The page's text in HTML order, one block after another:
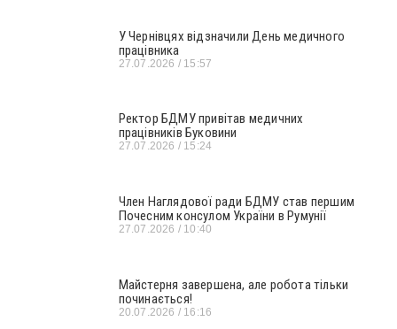
У Чернівцях відзначили День медичного
працівника
27.07.2026 15:57
Ректор БДМУ привітав медичних
працівників Буковини
27.07.2026 15:24
Член Наглядової ради БДМУ став першим
Почесним консулом України в Румунії
27.07.2026 10:40
Майстерня завершена, але робота тільки
починається!
20.07.2026 16:16